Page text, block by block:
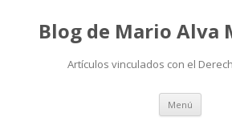
Blog de Mario Alva
Artículos vinculados con el
Menú Ir